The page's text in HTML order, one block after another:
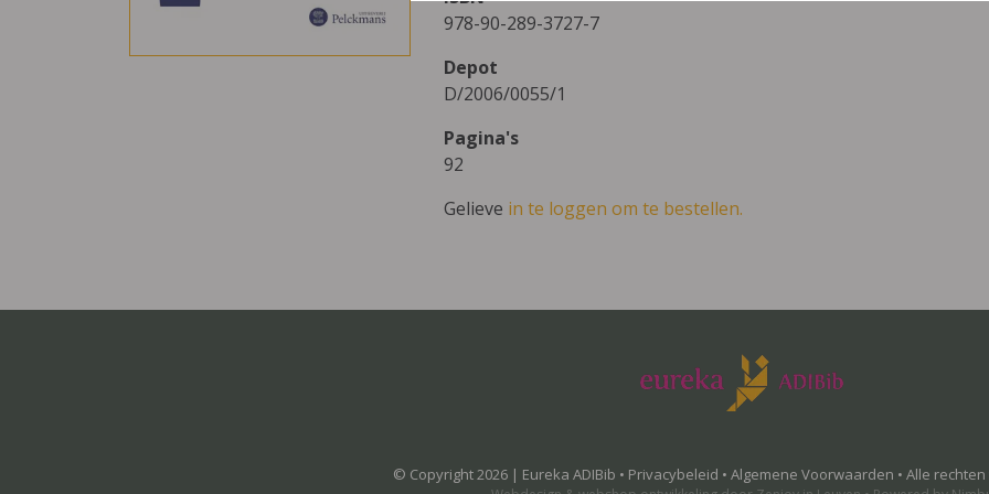
978-90-289-3727-7
Depot
D/2006/0055/1
Pagina's
92
Gelieve in te loggen om te bestellen.
© Copyright 2026 | Eureka ADIBib • Privacybeleid • Algemene Voorwaarden • Alle